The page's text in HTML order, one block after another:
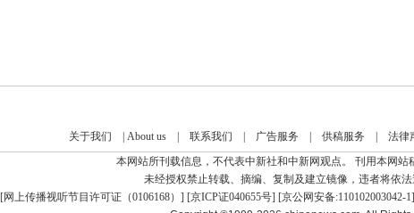
关于我们 About us| 联系我们 广告服务 供稿服务 法律
本网站所刊载信息，不代表中新社和中新网观点。 刊用本网站
未经授权禁止转载、摘编、复制及建立镜像，违者将依法
[网上传播视听节目许可证（0106168） ] [京ICP证040655号] [京公网安备:110102003042-